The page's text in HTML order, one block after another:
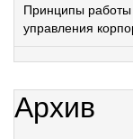
Принципы
управления
Архив